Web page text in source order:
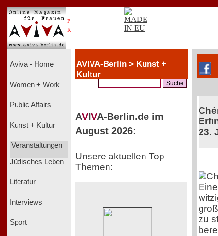
P
R
Aviva - Home
Women + Work
Public Affairs
Kunst + Kultur
Veranstaltungen
Jüdisches Leben
Literatur
Interviews
Sport
AVIVA-Berlin > Kunst +
Kultur
AVIVA-Berlin.de im
August 2026:
Unsere aktuellen Top -
Themen:
23.
zu